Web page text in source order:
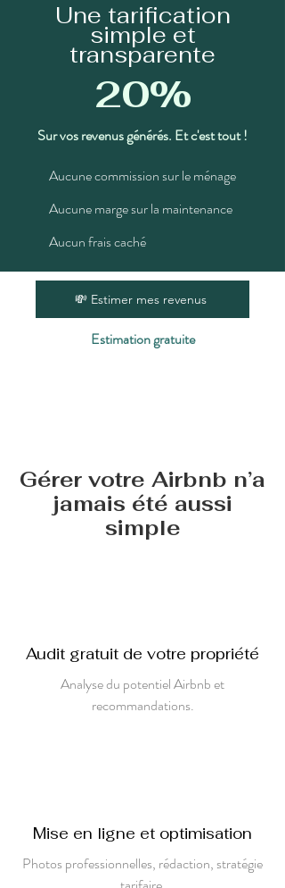
Une tarification
simple et
transparente
20%
Sur vos revenus générés. Et c'est tout !
Aucune commission sur le ménage
Aucune marge sur la maintenance
Aucun frais caché
💸 Estimer mes revenus
Estimation gratuite
Gérer votre Airbnb n’a
jamais été aussi
simple
Audit gratuit de votre propriété
Analyse du potentiel Airbnb et
recommandations.
Mise en ligne et optimisation
Photos professionnelles, rédaction, stratégie